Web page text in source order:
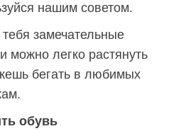
нашим советом.
замечательные
можно легко растянуть
бегать в любимых
обувь